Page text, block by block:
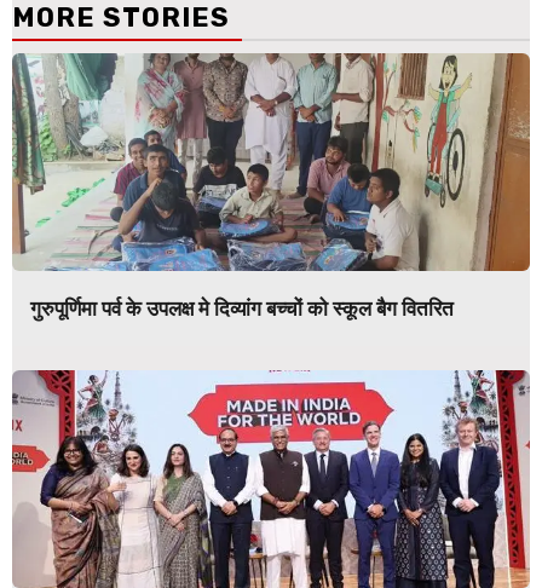
MORE STORIES
गुरुपूर्णिमा पर्व के उपलक्ष मे दिव्यांग बच्चों को स्कूल बैग वितरित